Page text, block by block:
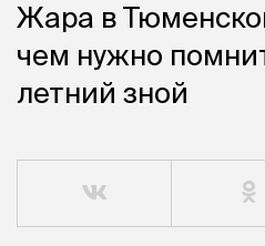
Жара в
чем нужно
летний зной